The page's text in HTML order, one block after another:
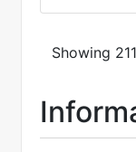
Showing